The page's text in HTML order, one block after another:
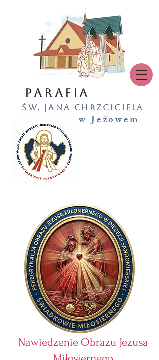
PARAFIA
św. Jana Chrzciciela
w Jeżowem
Nawiedzenie Obrazu Jezusa